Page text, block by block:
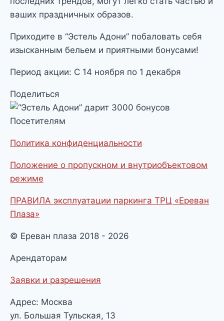
ваших праздничных образов.
Приходите в “Эстель Адони” побаловать себя
изысканным бельем и приятными бонусами!
Период акции: С 14 ноября по 1 декабря
Поделиться
Посетителям
Политика конфиденциальности
Положение о пропускном и внутриобъектовом
режиме
ПРАВИЛА эксплуатации паркинга ТРЦ «Ереван
Плаза»
© Ереван плаза 2018 - 2026
Арендаторам
Заявки и разрешения
Адрес: Москва
ул. Большая Тульская, 13